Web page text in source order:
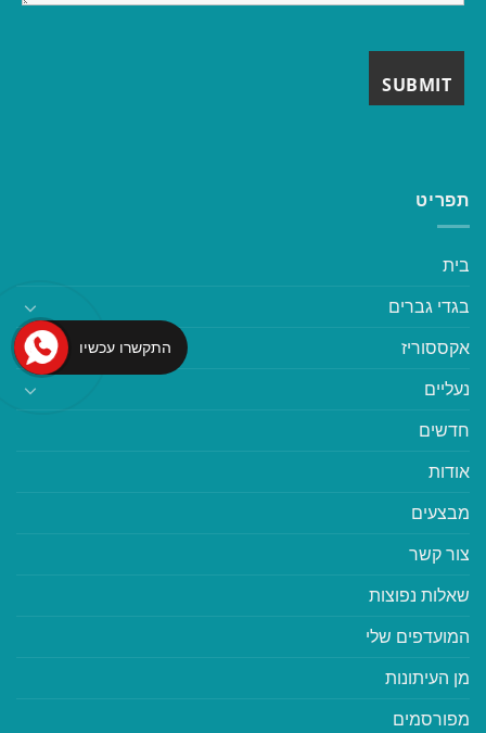
תפריט
בית
בגדי גברים
אקססוריז
נעליים
חדשים
אודות
מבצעים
צור קשר
שאלות נפוצות
המועדפים שלי
מן העיתונות
מפורסמים
התקשרו עכשיו